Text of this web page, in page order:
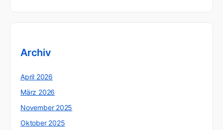
Archiv
April 2026
März 2026
November 2025
Oktober 2025